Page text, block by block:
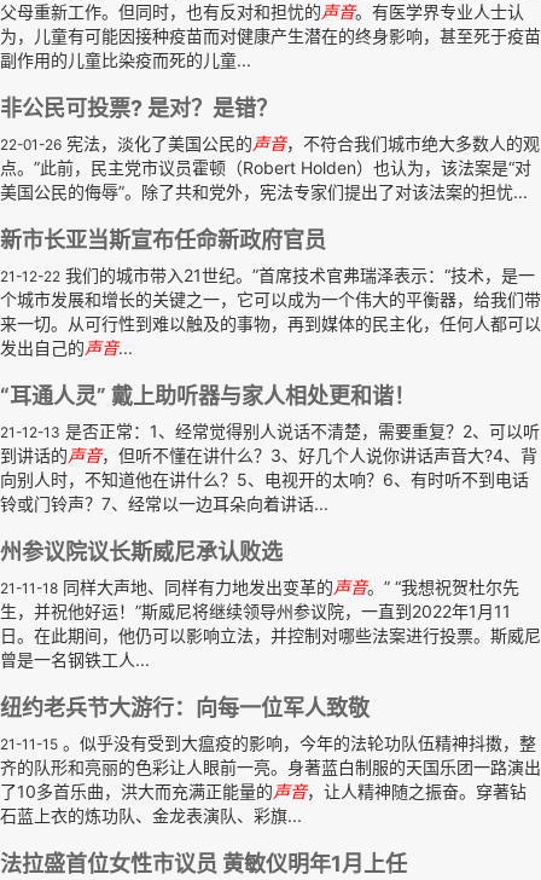
父母重新工作。但同时，也有反对和担忧的声音。有医学界专业人士认
为，儿童有可能因接种疫苗而对健康产生潜在的终身影响，甚至死于疫苗
副作用的儿童比染疫而死的儿童...
非公民可投票? 是对？是错？
22-01-26 宪法，淡化了美国公民的声音，不符合我们城市绝大多数人的观
点。”此前，民主党市议员霍顿（Robert Holden）也认为，该法案是“对
美国公民的侮辱”。除了共和党外，宪法专家们提出了对该法案的担忧...
新市长亚当斯宣布任命新政府官员
21-12-22 我们的城市带入21世纪。”首席技术官弗瑞泽表示：“技术，是一
个城市发展和增长的关键之一，它可以成为一个伟大的平衡器，给我们带
来一切。从可行性到难以触及的事物，再到媒体的民主化，任何人都可以
发出自己的声音...
“耳通人灵” 戴上助听器与家人相处更和谐！
21-12-13 是否正常：1、经常觉得别人说话不清楚，需要重复？2、可以听
到讲话的声音，但听不懂在讲什么？3、好几个人说你讲话声音大?4、背
向别人时，不知道他在讲什么？5、电视开的太响？6、有时听不到电话
铃或门铃声？7、经常以一边耳朵向着讲话...
州参议院议长斯威尼承认败选
21-11-18 同样大声地、同样有力地发出变革的声音。” “我想祝贺杜尔先
生，并祝他好运！”斯威尼将继续领导州参议院，一直到2022年1月11
日。在此期间，他仍可以影响立法，并控制对哪些法案进行投票。斯威尼
曾是一名钢铁工人...
纽约老兵节大游行：向每一位军人致敬
21-11-15 。似乎没有受到大瘟疫的影响，今年的法轮功队伍精神抖擞，整
齐的队形和亮丽的色彩让人眼前一亮。身著蓝白制服的天国乐团一路演出
了10多首乐曲，洪大而充满正能量的声音，让人精神随之振奋。穿著钻
石蓝上衣的炼功队、金龙表演队、彩旗...
法拉盛首位女性市议员 黄敏仪明年1月上任